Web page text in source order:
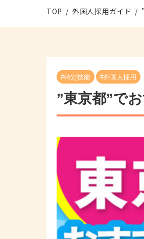
大阪府
愛知県
その他の地域
TOP 外国人採用ガイド
#特定技能 #外国人採用
”東京都”で